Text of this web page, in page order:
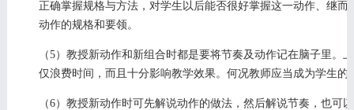
正确掌握规格与方法，对学生以后能否很好掌握这一动作、继
动作的规格和要领。
（5）教授新动作和新组合时都是要将节奏及动作记在脑子里
仅浪费时间，而且十分影响教学效果。何况教师应当成为学生
（6）教授新动作时可先解说动作的做法，然后解说节奏，也